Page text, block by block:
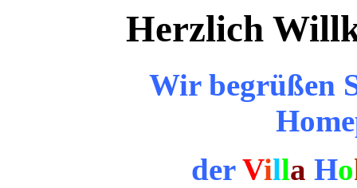
Herzlich
Wir begrüßen
derVilla Ho